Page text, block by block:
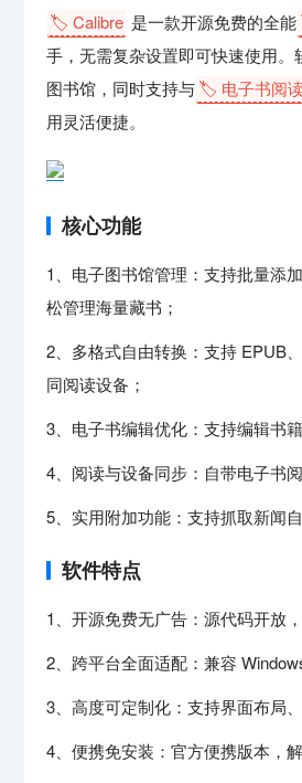
🏷️ Calibre 是一款开源免费的全能
手，无需复杂设置即可快速使用
图书馆，同时支持与🏷️ 电子书阅
用灵活便捷。
核心功能
1、电子图书馆管理：支持批量添
松管理海量藏书；
2、多格式自由转换：支持 EPUB
同阅读设备；
3、电子书编辑优化：支持编辑书
4、阅读与设备同步：自带电子书
5、实用附加功能：支持抓取新闻
软件特点
1、开源免费无广告：源代码开放
2、跨平台全面适配：兼容
3、高度可定制化：支持界面布局
4、便携免安装：官方便携版本，